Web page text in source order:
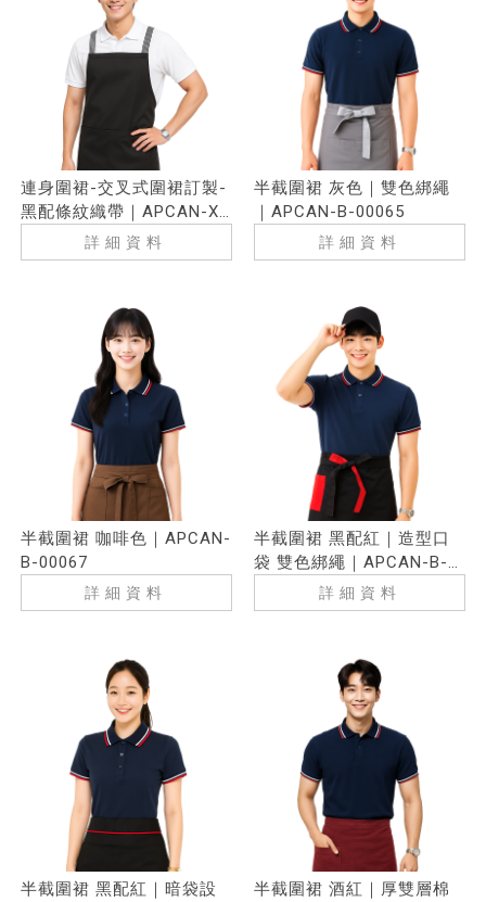
連身圍裙-交叉式圍裙訂製-
黑配條紋織帶｜APCAN-X-
詳細資料
半截圍裙 灰色｜雙色綁繩
｜APCAN-B-00065
詳細資料
半截圍裙 咖啡色｜APCAN-
B-00067
詳細資料
半截圍裙 黑配紅｜造型口
袋 雙色綁繩｜APCAN-B-
詳細資料
半截圍裙 黑配紅｜暗袋設
半截圍裙 酒紅｜厚雙層棉